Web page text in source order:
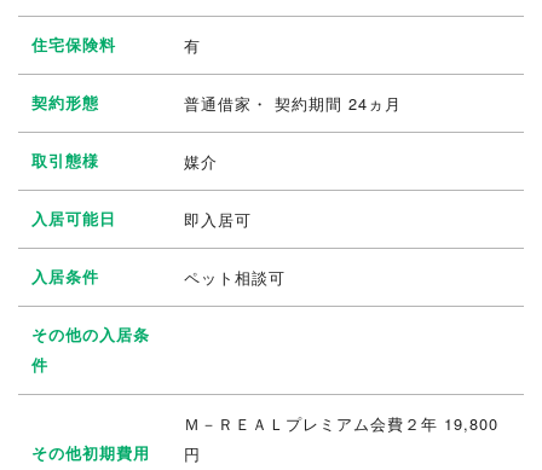
住宅保険料 有
契約形態 普通借家・ 契約期間 24ヵ月
取引態様 媒介
入居可能日 即入居可
入居条件 ペット相談可
その他の入居条
件
その他初期費用
Ｍ－ＲＥＡＬプレミアム会費２年 19,800
円